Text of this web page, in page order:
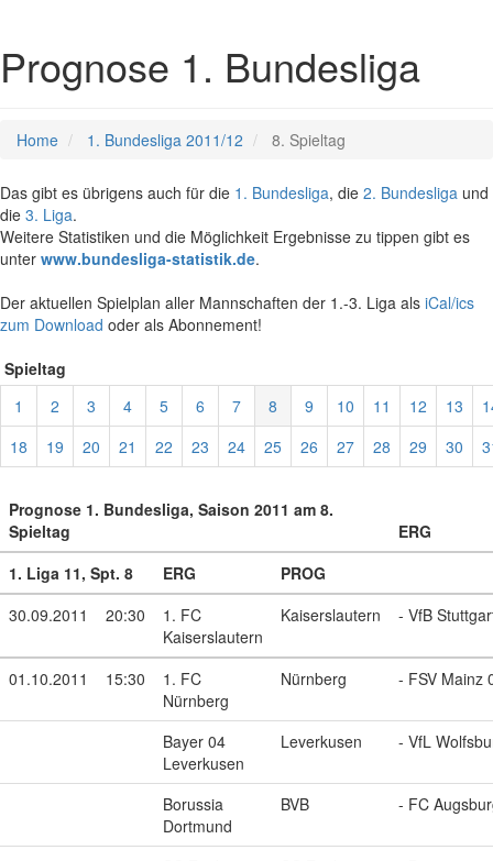
Prognose 1. Bundesliga
Home 1. Bundesliga 2011/12 8. Spieltag
Das gibt es übrigens auch für die 1. Bundesliga, die 2. Bundesliga und
die 3. Liga.
Weitere Statistiken und die Möglichkeit Ergebnisse zu tippen gibt es
unter www.bundesliga-statistik.de.
Der aktuellen Spielplan aller Mannschaften der 1.-3. Liga als iCal/ics
zum Download oder als Abonnement!
Spieltag
1
2 3 4 5 6 7 8 9 10 11 12 13
18
19 20 21 22 23 24 25 26 27 28 29 30
Prognose 1. Bundesliga, Saison 2011 am 8.
Spieltag
ERG
1. Liga 11, Spt. 8
ERG
PROG
30.09.2011
20:30
1. FC
Kaiserslautern
Kaiserslautern - VfB
01.10.2011 15:30
1. FC
Nürnberg
Nürnberg - FSV Mainz
Bayer 04
Leverkusen
Leverkusen - VfL
Borussia
Dortmund
BVB - FC